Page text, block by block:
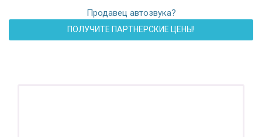
Продавец автозвука?
ПОЛУЧИТЕ ПАРТНЕРСКИЕ ЦЕНЫ!